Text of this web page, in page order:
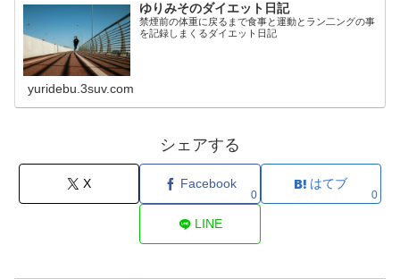
ゆりみそのダイエット日記
禁煙前の体重に戻るまで食事と運動とラン二ングの事
を記録しまくるダイエット日記
yuridebu.3suv.com
シェアする
X Facebook
0
はてブ
0
LINE